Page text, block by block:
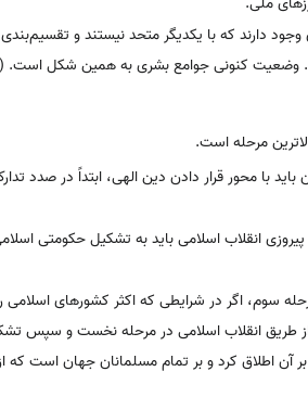
دارند که با یکدیگر متحد نیستند و
کنونی جوامع بشری به همین شکل است. (ص۱۲۳-
مرحله است.
باید با محور قرار دادن دین الهی، ابتداً در صدد
انقلاب اسلامی باید به تشکیل حکومتی
سوم، اگر در شرایطی که اکثر کشورهای اسلامی
طریق انقلاب اسلامی در مرحله نخست و سپس
بر آن اطلاق کرد و بر تمام مسلمانان جهان